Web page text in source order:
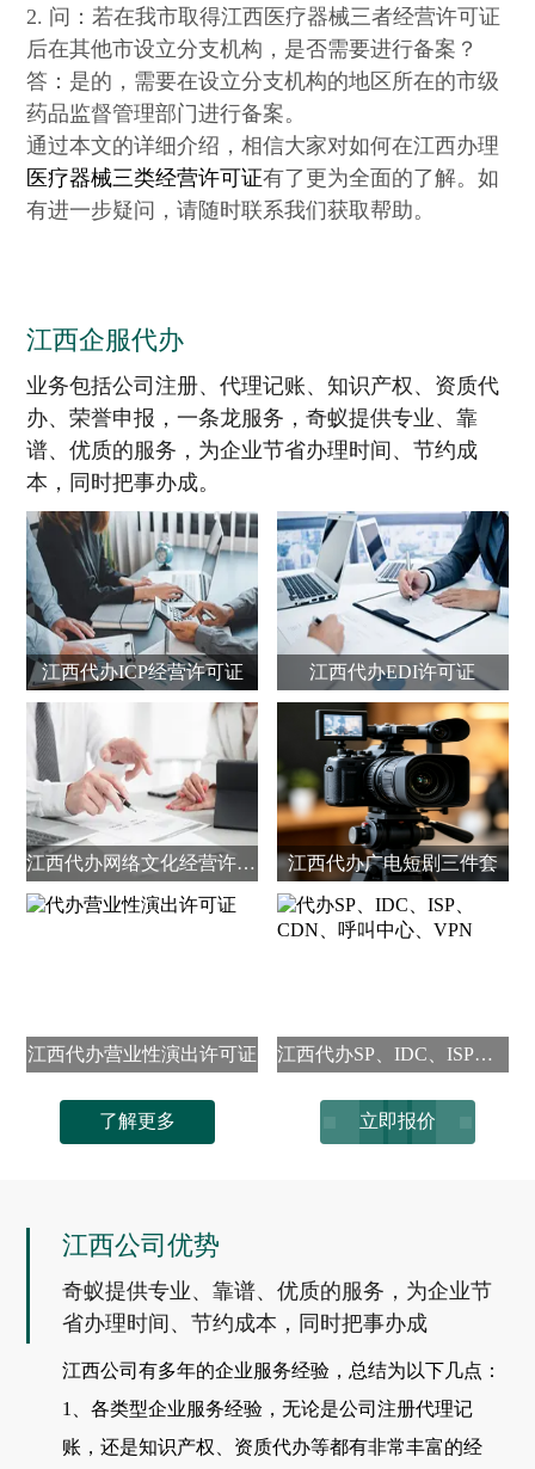
2. 问：若在我市取得江西医疗器械三者经营许可证
后在其他市设立分支机构，是否需要进行备案？
答：是的，需要在设立分支机构的地区所在的市级
药品监督管理部门进行备案。
通过本文的详细介绍，相信大家对如何在江西办理
医疗器械三类经营许可证有了更为全面的了解。如
有进一步疑问，请随时联系我们获取帮助。
江西企服代办
业务包括公司注册、代理记账、知识产权、资质代
办、荣誉申报，一条龙服务，奇蚁提供专业、靠
谱、优质的服务，为企业节省办理时间、节约成
本，同时把事办成。
了解更多 立即报价
江西代办ICP经营许可证 江西代办EDI许可证
江西代办网络文化经营许可证 江西代办广电短剧三件套
江西代办营业性演出许可证 江西代办SP、IDC、ISP、CDN、呼叫中心、VPN
江西公司优势
奇蚁提供专业、靠谱、优质的服务，为企业节
省办理时间、节约成本，同时把事办成
江西公司有多年的企业服务经验，总结为以下几点：
1、各类型企业服务经验，无论是公司注册代理记
账，还是知识产权、资质代办等都有非常丰富的经